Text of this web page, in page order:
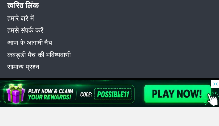
त्वरित लिंक
हमारे बारे में
हमसे संपर्क करें
आज के आगामी मैच
कबड्डी मैच की भविष्यवाणी
सामान्य प्रश्न
© 2026 Possible11
All rights reserved